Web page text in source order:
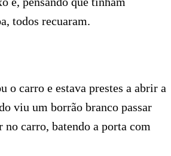
todos recuaram.
o carro e estava prestes a abrir a
viu um borrão branco passar
no carro, batendo a porta com